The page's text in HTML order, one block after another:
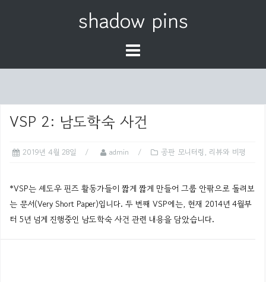
t
shadow pins
VSP 2: 남도학숙 사건
2019년 4월 28일 admin 공판 모니터링 , 리뷰와 비평
*VSP는 셰도우 핀즈 활동가들이 짧게 짧게 만들어 그룹 안팎으로 돌려보
는 문서(Very Short Paper)입니다. 두 번째 VSP에는, 현재 2014년 4월부
터 5년 넘게 진행중인 남도학숙 사건 관련 내용을 담았습니다.